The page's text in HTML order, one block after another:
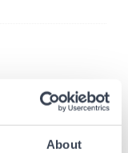
About